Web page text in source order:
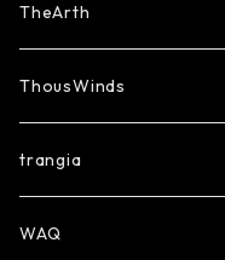
TheArth
ThousWinds
trangia
WAQ